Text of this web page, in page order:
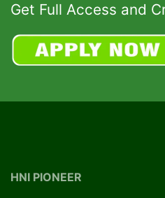
Get Full Access and
HNI PIONEER